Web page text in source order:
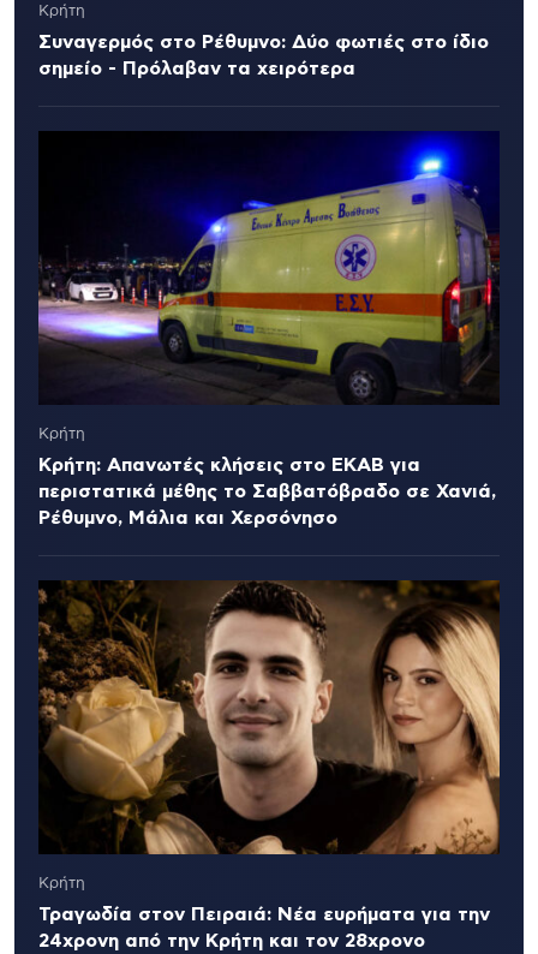
Κρήτη
Συναγερμός στο Ρέθυμνο: Δύο φωτιές στο ίδιο
σημείο - Πρόλαβαν τα χειρότερα
Κρήτη
Κρήτη: Απανωτές κλήσεις στο ΕΚΑΒ για
περιστατικά μέθης το Σαββατόβραδο σε Χανιά,
Ρέθυμνο, Μάλια και Χερσόνησο
Κρήτη
Τραγωδία στον Πειραιά: Νέα ευρήματα για την
24χρονη από την Κρήτη και τον 28χρονο